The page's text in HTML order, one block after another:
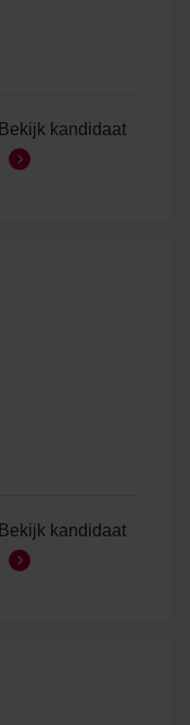
Bekijk kandidaat
Bekijk kandidaat